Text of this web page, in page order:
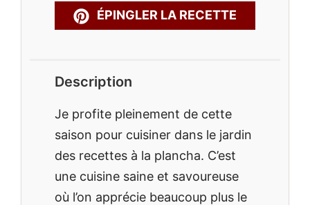
ÉPINGLER LA RECETTE
Description
Je profite pleinement de cette
saison pour cuisiner dans le jardin
des recettes à la plancha. C’est
une cuisine saine et savoureuse
où l’on apprécie beaucoup plus le